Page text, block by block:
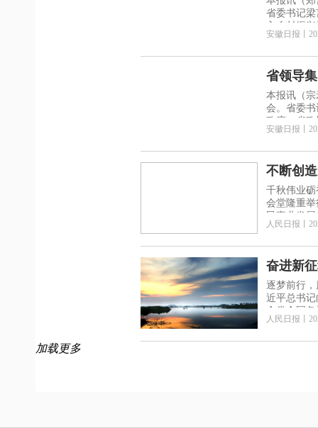
省委书记
入乡村振
安徽日报
省领导
本报讯（
会。省委
政府、省
安徽日报
不断创
千秋伟业
会堂隆重
民事业发
人民日报
奋进新
逐梦前行
近平总书
全党全国
人民日报
加载更多